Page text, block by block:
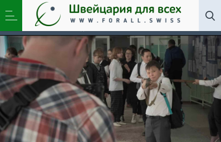
Искусство ,Новости,Общество»Продюсер фильма
«Господин Никто против Путина»: «Манипуляция